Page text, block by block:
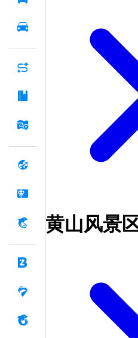
黄山风景